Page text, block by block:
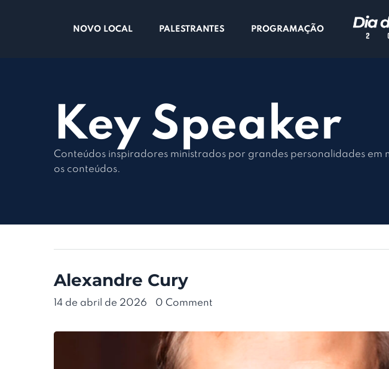
NOVO LOCAL PALESTRANTES PROGRAMAÇÃO
Key Speaker
Conteúdos inspiradores ministrados por grandes personalidades
os conteúdos.
Alexandre Cury
14 de abril de 2026 0 Comment